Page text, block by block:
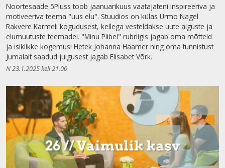
Noortesaade 5Pluss toob jaanuarikuus vaatajateni inspireeriva ja
motiveeriva teema "uus elu". Stuudios on külas Urmo Nagel
Rakvere Karmeli kogudusest, kellega vesteldakse uute alguste ja
elumuutuste teemadel. "Minu Piibel" rubriigis jagab oma mõtteid
ja isiklikke kogemusi Hetek Johanna Haamer ning oma tunnistust
Jumalalt saadud julgusest jagab Elisabet Võrk.
N 23.1.2025 kell 21.00